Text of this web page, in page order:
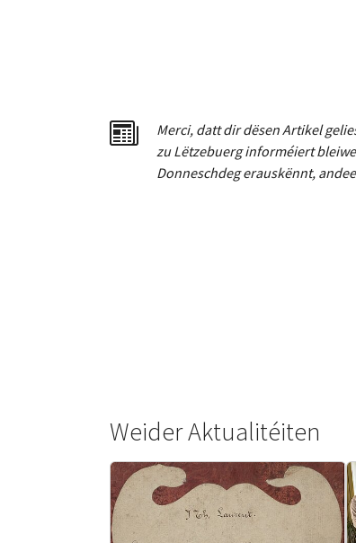
Merci, dattdir dësen Artikel
zu Lëtzebuerg informéiert
Donneschdeg erauskënnt,
Weider Aktualitéiten